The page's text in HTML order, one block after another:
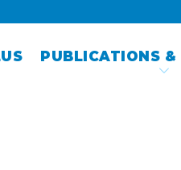
PUBLICATIONS &